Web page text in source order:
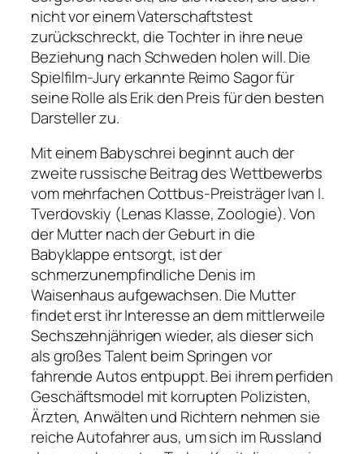
nicht vor einem Vaterschaftstest
zurückschreckt, die Tochter in ihre neue
Beziehung nach Schweden holen will. Die
Spielfilm-Jury erkannte Reimo Sagor für
seine Rolle als Erik den Preis für den besten
Darsteller zu.
Mit einem Babyschrei beginnt auch der
zweite russische Beitrag des Wettbewerbs
vom mehrfachen Cottbus-Preisträger Ivan I.
Tverdovskiy (Lenas Klasse, Zoologie). Von
der Mutter nach der Geburt in die
Babyklappe entsorgt, ist der
schmerzunempfindliche Denis im
Waisenhaus aufgewachsen. Die Mutter
findet erst ihr Interesse an dem mittlerweile
Sechszehnjährigen wieder, als dieser sich
als großes Talent beim Springen vor
fahrende Autos entpuppt. Bei ihrem perfiden
Geschäftsmodel mit korrupten Polizisten,
Ärzten, Anwälten und Richtern nehmen sie
reiche Autofahrer aus, um sich im Russland